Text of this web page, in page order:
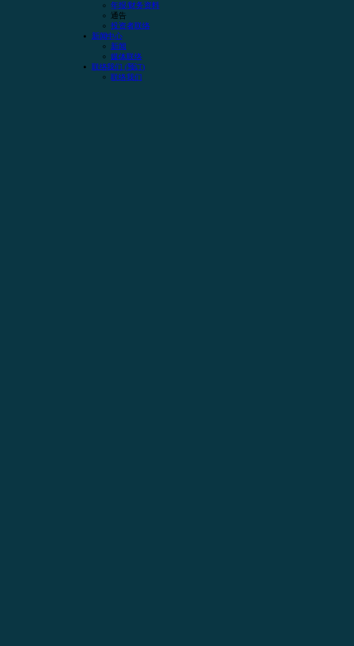
年报/财务资料
通告
投资者联络
新闻中心
新闻
媒体联络
联络我们 (预订)
联络我们